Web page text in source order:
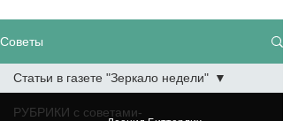
Советы
РУБРИКИ с советами-
Статьи в газете "Зеркало недели"